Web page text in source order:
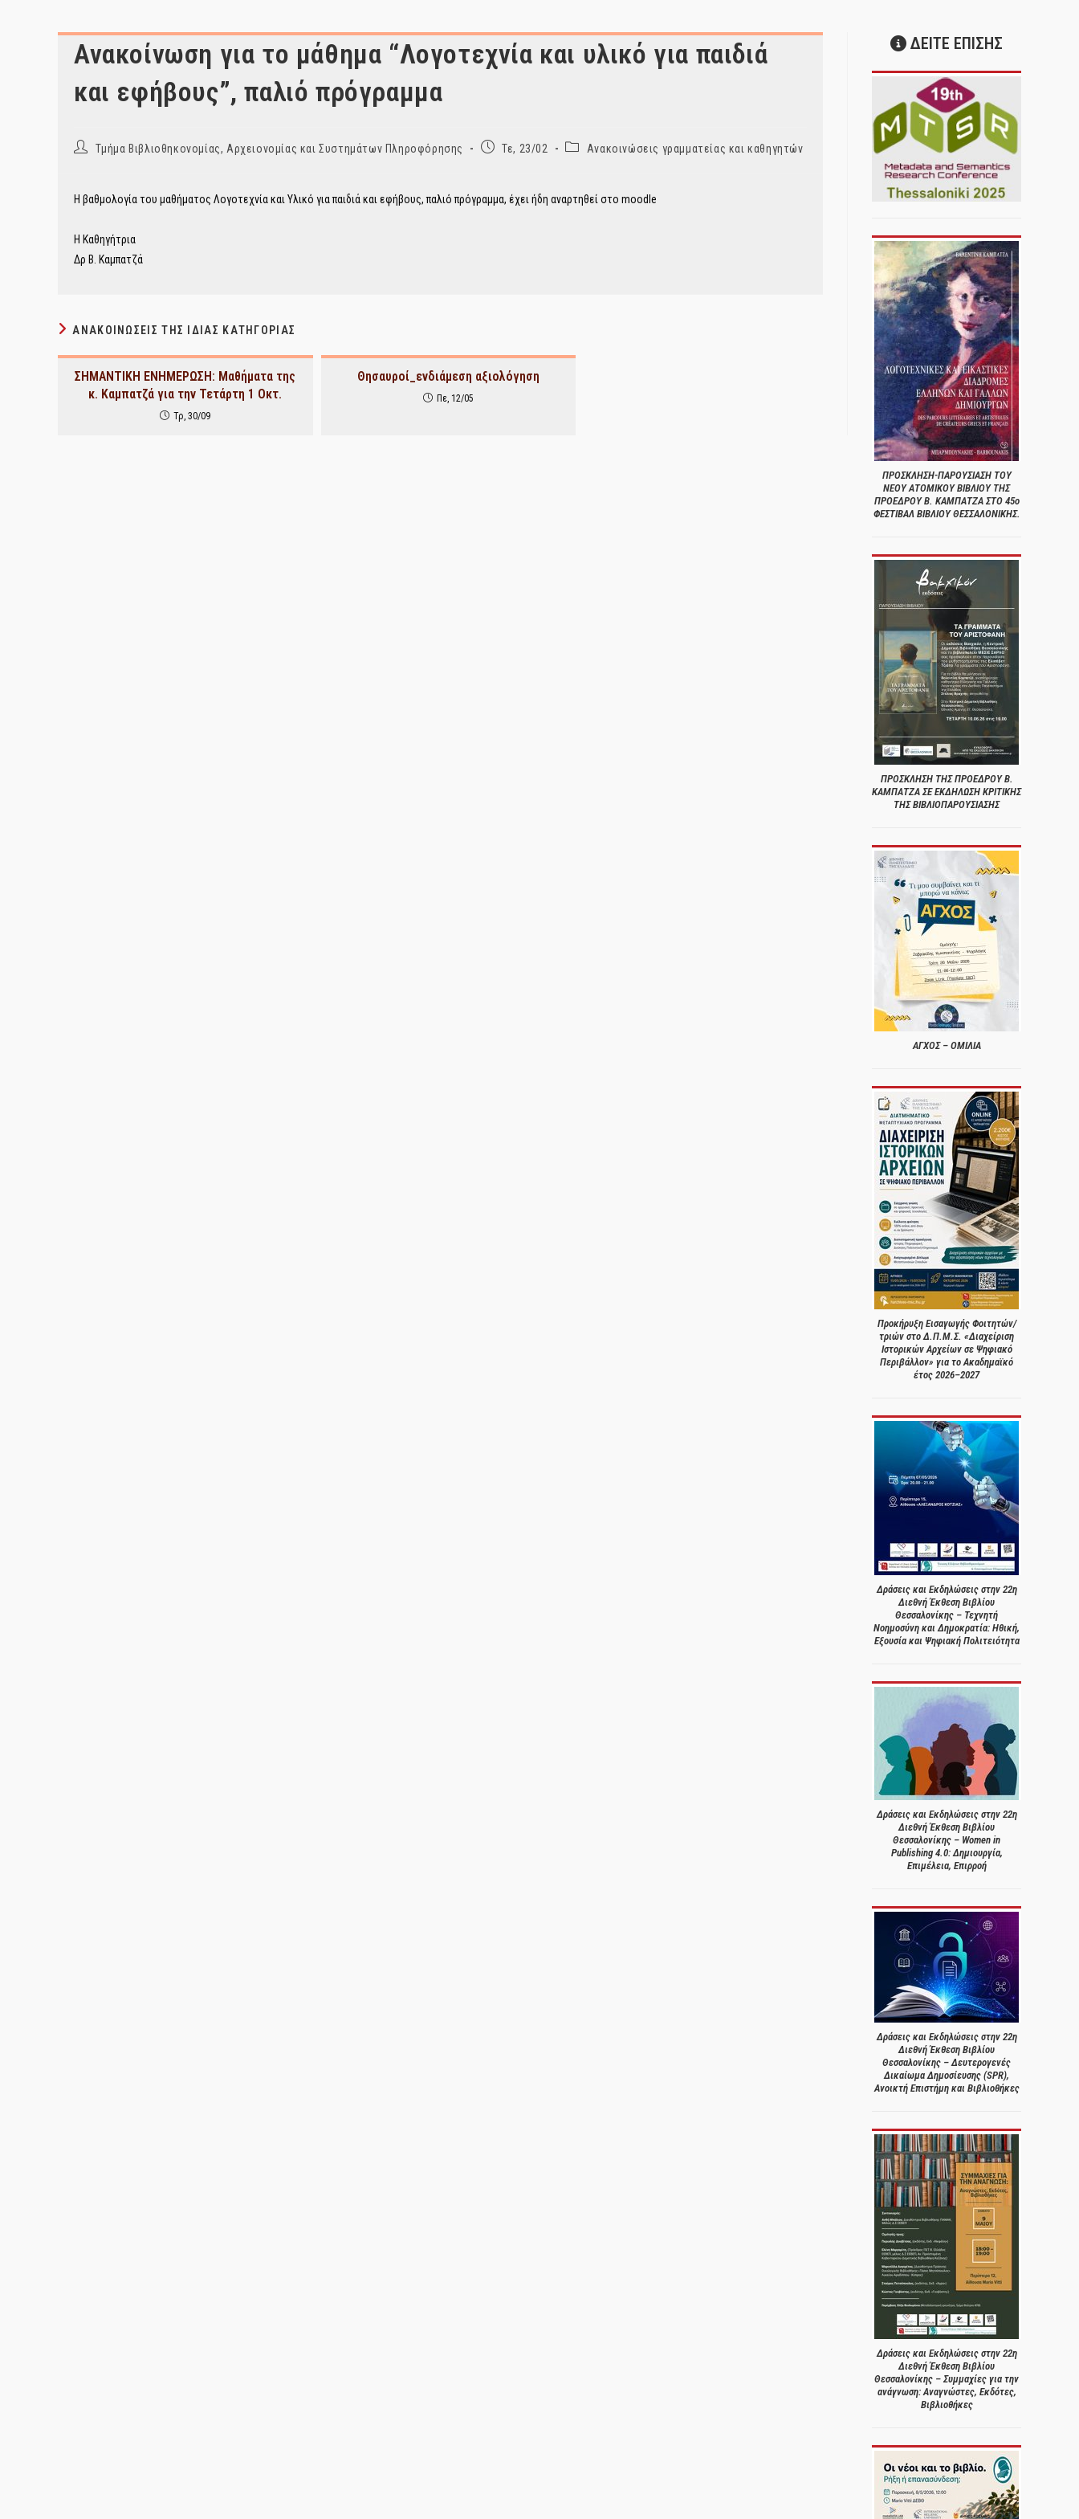
Ανακοίνωση για το μάθημα “Λογοτεχνία και υλικό για παιδιά
και εφήβους”, παλιό πρόγραμμα
PostΤμήμα Βιβλιοθηκονομίας, Αρχειονομίας και Συστημάτων Πληροφόρησης
PostΤε, 23/02
PostΑνακοινώσεις γραμματείας και καθηγητών
Η βαθμολογία του μαθήματος Λογοτεχνία και Υλικό για παιδιά και εφήβους, παλιό πρόγραμμα, έχει ήδη αναρτηθεί στο moodle
Η Καθηγήτρια
Δρ Β. Καμπατζά
ΑΝΑΚΟΙΝΏΣΕΙΣ ΤΗΣ ΊΔΙΑΣ ΚΑΤΗΓΟΡΊΑΣ
ΣΗΜΑΝΤΙΚΗ ΕΝΗΜΕΡΩΣΗ: Μαθήματα της
κ. Καμπατζά για την Τετάρτη 1 Οκτ.
Τρ, 30/09
Θησαυροί_ενδιάμεση αξιολόγηση
Πε, 12/05
ΔΕΙΤΕ ΕΠΙΣΗΣ
ΠΡΟΣΚΛΗΣΗ-ΠΑΡΟΥΣΙΑΣΗ ΤΟΥ
ΝΕΟΥ ΑΤΟΜΙΚΟΥ ΒΙΒΛΙΟΥ ΤΗΣ
ΠΡΟΕΔΡΟΥ Β. ΚΑΜΠΑΤΖΑ ΣΤΟ 45ο
ΦΕΣΤΙΒΑΛ ΒΙΒΛΙΟΥ ΘΕΣΣΑΛΟΝΙΚΗΣ.
ΠΡΟΣΚΛΗΣΗ ΤΗΣ ΠΡΟΕΔΡΟΥ Β.
ΚΑΜΠΑΤΖΑ ΣΕ ΕΚΔΗΛΩΣΗ ΚΡΙΤΙΚΗΣ
ΤΗΣ ΒΙΒΛΙΟΠΑΡΟΥΣΙΑΣΗΣ
ΑΓΧΟΣ – ΟΜΙΛΙΑ
Προκήρυξη Εισαγωγής Φοιτητών/
τριών στο Δ.Π.Μ.Σ. «Διαχείριση
Ιστορικών Αρχείων σε Ψηφιακό
Περιβάλλον» για το Ακαδημαϊκό
έτος 2026–2027
Δράσεις και Εκδηλώσεις στην 22η
Διεθνή Έκθεση Βιβλίου
Θεσσαλονίκης – Τεχνητή
Νοημοσύνη και Δημοκρατία: Ηθική,
Εξουσία και Ψηφιακή Πολιτειότητα
Δράσεις και Εκδηλώσεις στην 22η
Διεθνή Έκθεση Βιβλίου
Θεσσαλονίκης – Women in
Publishing 4.0: Δημιουργία,
Επιμέλεια, Επιρροή
Δράσεις και Εκδηλώσεις στην 22η
Διεθνή Έκθεση Βιβλίου
Θεσσαλονίκης – Δευτερογενές
Δικαίωμα Δημοσίευσης (SPR),
Ανοικτή Επιστήμη και Βιβλιοθήκες
Δράσεις και Εκδηλώσεις στην 22η
Διεθνή Έκθεση Βιβλίου
Θεσσαλονίκης – Συμμαχίες για την
ανάγνωση: Αναγνώστες, Εκδότες,
Βιβλιοθήκες